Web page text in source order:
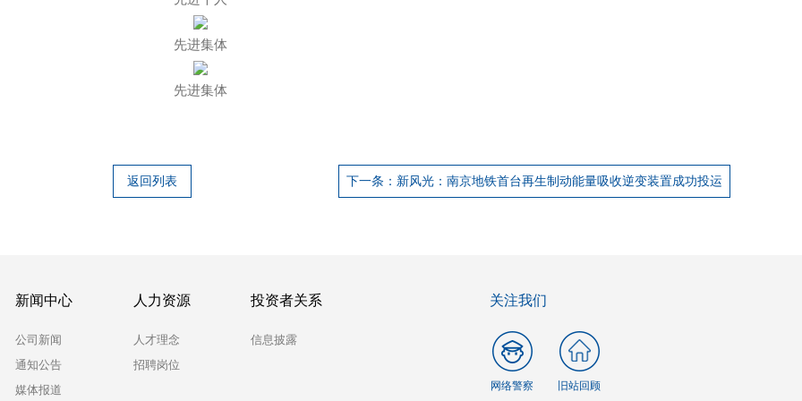
先进集体
先进集体
返回列表 下一条：新风光：南京地铁首台再生制动能量吸收逆变装置成功投运
新闻中心
公司新闻
通知公告
媒体报道
人力资源
人才理念
招聘岗位
投资者关系
信息披露
关注我们
网络警察 旧站回顾